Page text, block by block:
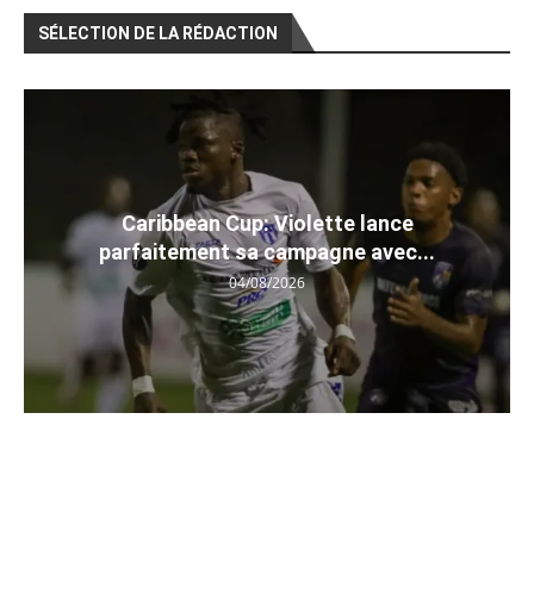
SÉLECTION DE LA RÉDACTION
Caribbean Cup: Violette lance
parfaitement sa campagne avec...
04/08/2026